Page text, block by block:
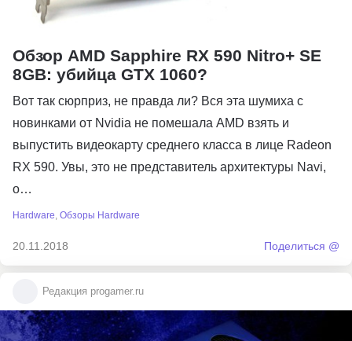
Обзор AMD Sapphire RX 590 Nitro+ SE
8GB: убийца GTX 1060?
Вот так сюрприз, не правда ли? Вся эта шумиха с
новинками от Nvidia не помешала AMD взять и
выпустить видеокарту среднего класса в лице Radeon
RX 590. Увы, это не представитель архитектуры Navi,
о…
Hardware, Обзоры Hardware
20.11.2018 Поделиться @
Редакция progamer.ru